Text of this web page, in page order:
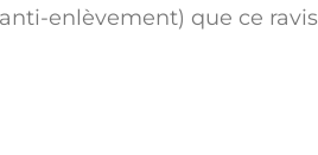
enlèvement) que ce